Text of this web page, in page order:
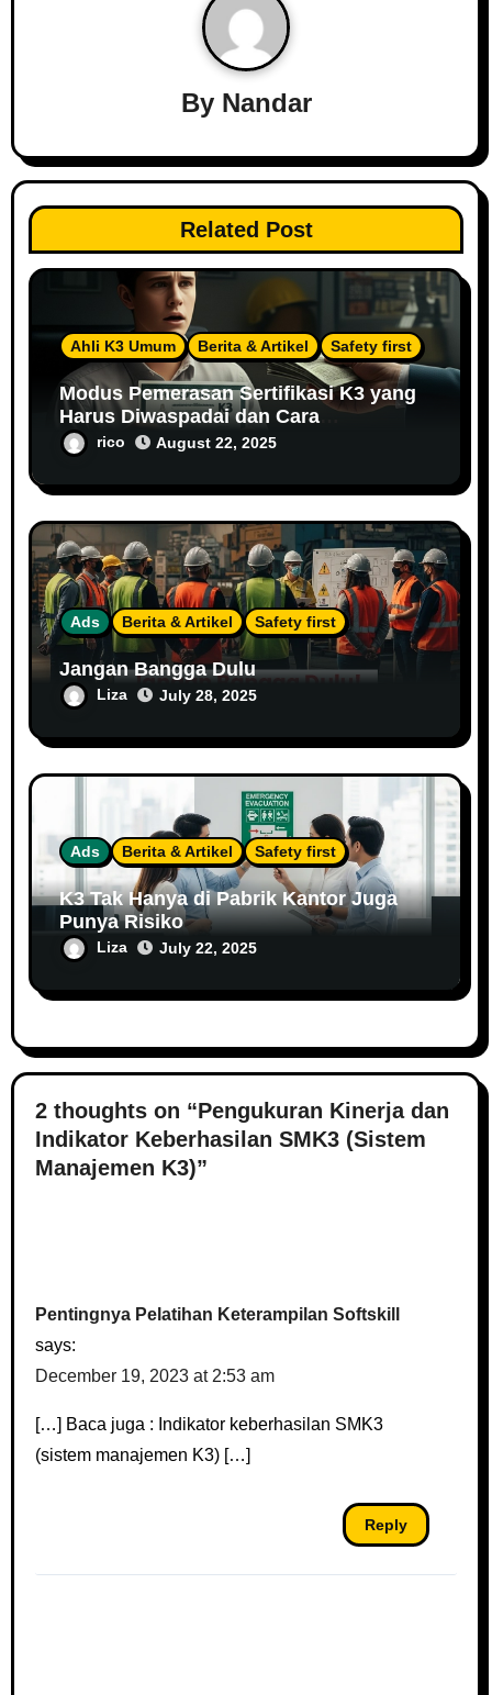
By Nandar
Related Post
Ahli K3 Umum Berita & Artikel Safety first
Modus Pemerasan Sertifikasi K3 yang
Harus Diwaspadai dan Cara
Menghindarinya
rico August 22, 2025
Ads Berita & Artikel Safety first
Jangan Bangga Dulu
Liza July 28, 2025
Ads Berita & Artikel Safety first
K3 Tak Hanya di Pabrik Kantor Juga
Punya Risiko
Liza July 22, 2025
2 thoughts on “Pengukuran Kinerja dan
Indikator Keberhasilan SMK3 (Sistem
Manajemen K3)”
Pentingnya Pelatihan Keterampilan Softskill
says:
December 19, 2023 at 2:53 am
[…] Baca juga : Indikator keberhasilan SMK3
(sistem manajemen K3) […]
Reply